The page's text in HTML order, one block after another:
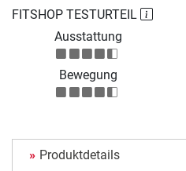
FITSHOP TESTURTEIL
Ausstattung
Bewegung
Produktdetails